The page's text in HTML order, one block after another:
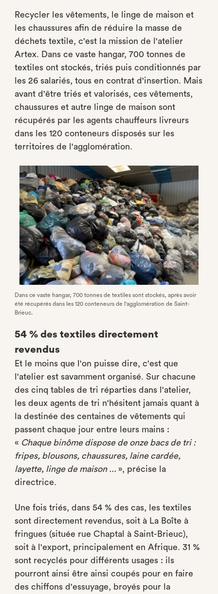
Recycler les vêtements, le linge de maison et
les chaussures afin de réduire la masse de
déchets textile, c'est la mission de l'atelier
Artex. Dans ce vaste hangar, 700 tonnes de
textiles ont stockés, triés puis conditionnés par
les 26 salariés, tous en contrat d'insertion. Mais
avant d'être triés et valorisés, ces vêtements,
chaussures et autre linge de maison sont
récupérés par les agents chauffeurs livreurs
dans les 120 conteneurs disposés sur les
territoires de l'agglomération.
Dans ce vaste hangar, 700 tonnes de textiles sont stockés, après avoir
été récupérés dans les 120 conteneurs de l'agglomération de Saint-
Brieuc.
54 % des textiles directement
revendus
Et le moins que l'on puisse dire, c'est que
l'atelier est savamment organisé. Sur chacune
des cinq tables de tri réparties dans l'atelier,
les deux agents de tri n'hésitent jamais quant à
la destinée des centaines de vêtements qui
passent chaque jour entre leurs mains :
« Chaque binôme dispose de onze bacs de tri :
fripes, blousons, chaussures, laine cardée,
layette, linge de maison ... », précise la
directrice.
Une fois triés, dans 54 % des cas, les textiles
sont directement revendus, soit à La Boîte à
fringues (située rue Chaptal à Saint-Brieuc),
soit à l'export, principalement en Afrique. 31 %
sont recyclés pour différents usages : ils
pourront ainsi être ainsi coupés pour en faire
des chiffons d'essuyage, broyés pour la